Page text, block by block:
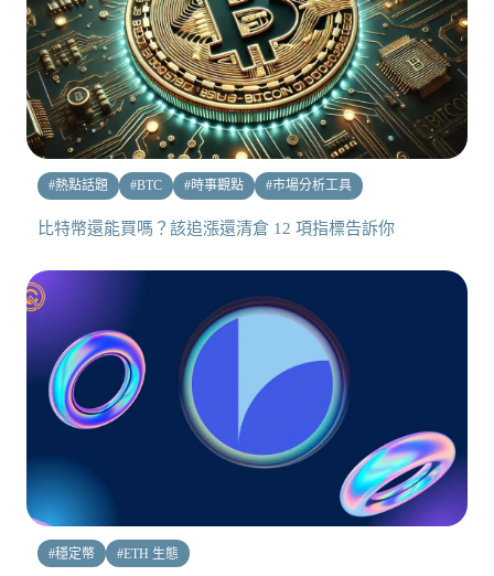
#熱點話題 #BTC #時事觀點 #市場分析工具
比特幣還能買嗎？該追漲還清倉 12 項指標告訴你
#穩定幣 #ETH 生態